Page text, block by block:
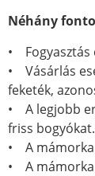
Néhány
• Fogyasztás
• Vásárlás
feketék,
• A legjobb
friss bogyókat.
• A mámorka
• A